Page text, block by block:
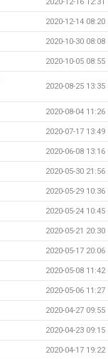
2020-12-14 08:20
2020-10-30 08:08
2020-10-05 08:55
2020-08-25 13:35
2020-08-04 11:26
2020-07-17 13:49
2020-06-08 13:16
2020-05-30 21:56
2020-05-29 10:36
2020-05-24 10:45
2020-05-21 20:30
2020-05-17 20:06
2020-05-08 11:42
2020-05-06 11:27
2020-04-27 09:55
2020-04-23 09:15
2020-04-17 19:22